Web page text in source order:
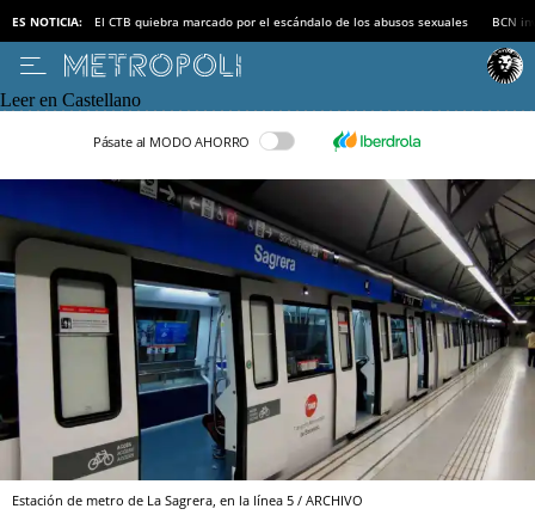
ES NOTICIA: El CTB quiebra marcado por el escándalo de los abusos sexuales BCN
Leer en Castellano
Pásate al MODO AHORRO
Estación de metro de La Sagrera, en la línea 5 / ARCHIVO